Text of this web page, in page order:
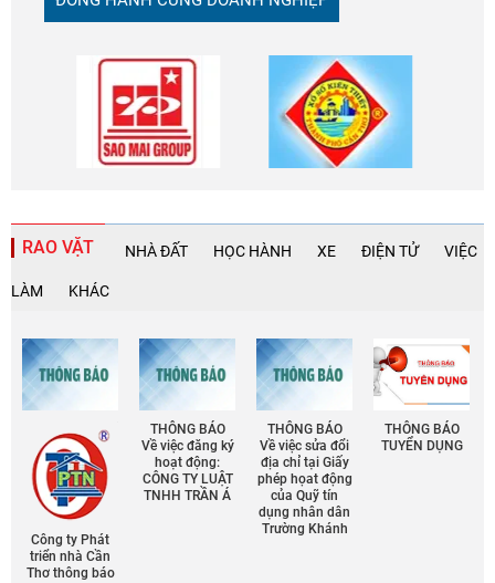
Chia sẻ
RAO VẶT NHÀ ĐẤT HỌC HÀNH XE ĐIỆN TỬ VIỆC
LÀM KHÁC
Công ty Phát
triển nhà Cần
Thơ thông báo
THÔNG BÁO
Về việc đăng ký
hoạt động:
CÔNG TY LUẬT
TNHH TRẦN Á
THÔNG BÁO
Về việc sửa đổi
địa chỉ tại Giấy
phép họat động
của Quỹ tín
dụng nhân dân
Trường Khánh
THÔNG BÁO
TUYỂN DỤNG